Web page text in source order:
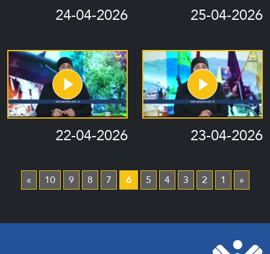
25-04-2026
24-04-2026
23-04-2026
22-04-2026
«
1
2
3
4
5
6
7
8
9
10
»